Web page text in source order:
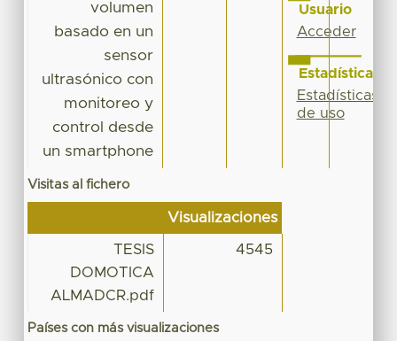
volumen
basado en un
sensor
ultrasónico con
monitoreo y
control desde
un smartphone
Visitas al fichero
Visualizaciones
TESIS
DOMOTICA
ALMADCR.pdf
4545
Países con más visualizaciones
Usuario
Acceder
Estadísticas
Estadísticas
de uso